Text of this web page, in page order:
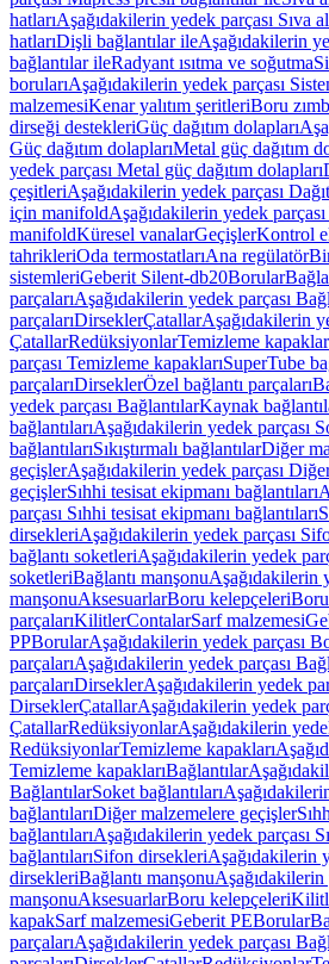
hatlarıAşağıdakilerin yedek parçası Sıva
hatlarıDişli bağlantılar ileAşağıdakilerin
bağlantılar ileRadyant ısıtma ve soğutma
borularıAşağıdakilerin yedek parçası
malzemesiKenar yalıtım şeritleriBoru
dirseği destekleriGüç dağıtım dolapları
Güç dağıtım dolaplarıMetal güç dağıtım
yedek parçası Metal güç dağıtım dolapları
çeşitleriAşağıdakilerin yedek parçası
için manifoldAşağıdakilerin yedek parçası
manifoldKüresel vanalarGeçişlerKontrol
tahrikleriOda termostatlarıAna regülatör
sistemleriGeberit Silent-db20Borular
parçalarıAşağıdakilerin yedek parçası
parçalarıDirseklerÇatallarAşağıdakilerin
ÇatallarRedüksiyonlarTemizleme
parçası Temizleme kapaklarıSuperTube
parçalarıDirseklerÖzel bağlantı parçaları
yedek parçası BağlantılarKaynak
bağlantılarıAşağıdakilerin yedek parçası
bağlantılarıSıkıştırmalı bağlantılarDiğer
geçişlerAşağıdakilerin yedek parçası
geçişlerSıhhi tesisat ekipmanı bağlantıları
parçası Sıhhi tesisat ekipmanı bağlantıları
dirsekleriAşağıdakilerin yedek parçası
bağlantı soketleriAşağıdakilerin yedek
soketleriBağlantı manşonuAşağıdakilerin
manşonuAksesuarlarBoru kelepçeleri
parçalarıKilitlerContalarSarf malzemesi
PPBorularAşağıdakilerin yedek parçası
parçalarıAşağıdakilerin yedek parçası
parçalarıDirseklerAşağıdakilerin yedek
DirseklerÇatallarAşağıdakilerin yedek
ÇatallarRedüksiyonlarAşağıdakilerin
RedüksiyonlarTemizleme kapakları
Temizleme kapaklarıBağlantılar
BağlantılarSoket bağlantıları
bağlantılarıDiğer malzemelere geçişler
bağlantılarıAşağıdakilerin yedek parçası
bağlantılarıSifon dirsekleriAşağıdakilerin
dirsekleriBağlantı manşonuAşağıdakilerin
manşonuAksesuarlarBoru kelepçeleri
kapakSarf malzemesiGeberit PEBorular
parçalarıAşağıdakilerin yedek parçası